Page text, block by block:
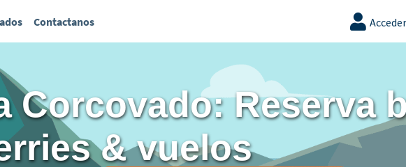
Contactanos Acceder
Corcovado: Reserva
& vuelos